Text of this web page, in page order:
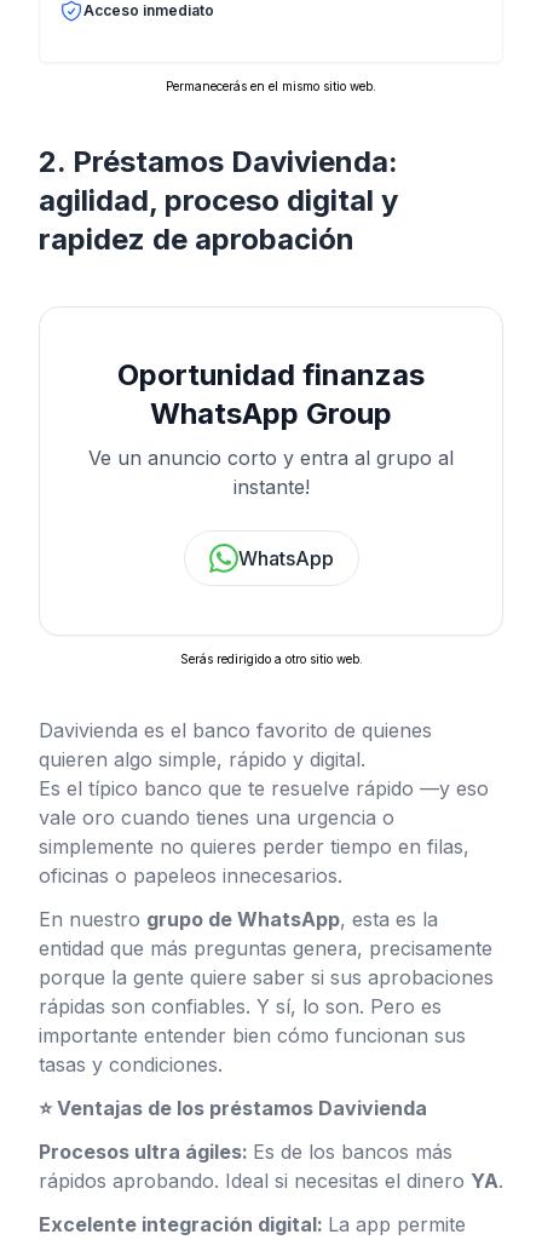
Acceso inmediato
Permanecerás en el mismo sitio web.
2. Préstamos Davivienda:
agilidad, proceso digital y
rapidez de aprobación
Oportunidad finanzas
WhatsApp Group
Ve un anuncio corto y entra al grupo al
instante!
WhatsApp
Serás redirigido a otro sitio web.
Davivienda es el banco favorito de quienes
quieren algo simple, rápido y digital.
Es el típico banco que te resuelve rápido —y eso
vale oro cuando tienes una urgencia o
simplemente no quieres perder tiempo en filas,
oficinas o papeleos innecesarios.
En nuestro grupo de WhatsApp, esta es la
entidad que más preguntas genera, precisamente
porque la gente quiere saber si sus aprobaciones
rápidas son confiables. Y sí, lo son. Pero es
importante entender bien cómo funcionan sus
tasas y condiciones.
⭐ Ventajas de los préstamos Davivienda
Procesos ultra ágiles: Es de los bancos más
rápidos aprobando. Ideal si necesitas el dinero YA.
Excelente integración digital: La app permite